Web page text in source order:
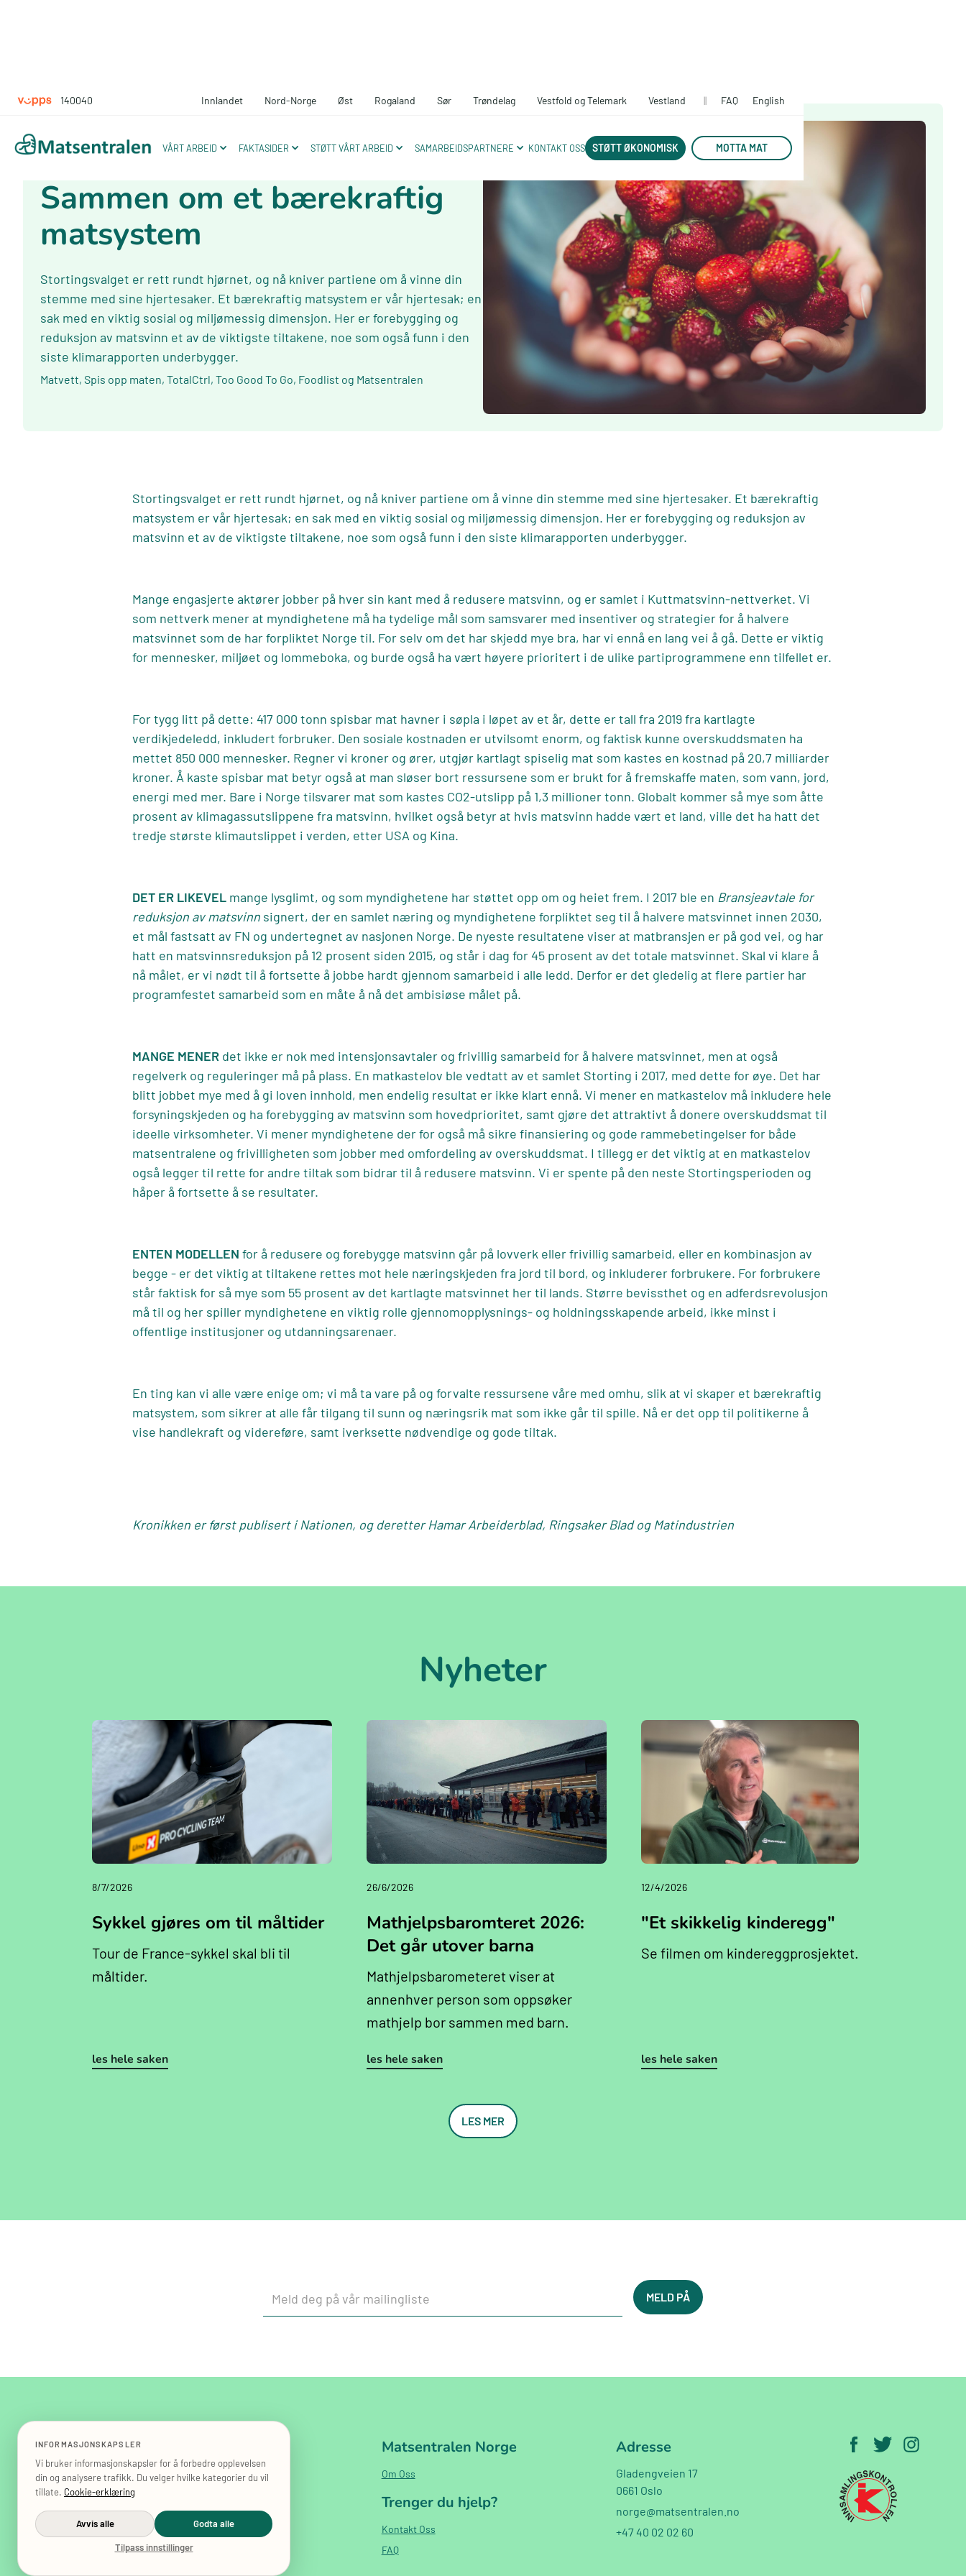
140040 Innlandet Nord-Norge Øst Rogaland Sør Trøndelag Vestfold og Telemark Vestland || FAQ English
VÅRT ARBEID FAKTASIDER STØTT VÅRT ARBEID SAMARBEIDSPARTNERE KONTAKT OSS STØTT ØKONOMISK MOTTA MAT
September 13, 2021
Sammen om et bærekraftig
matsystem
Stortingsvalget er rett rundt hjørnet, og nå kniver partiene om å vinne din
stemme med sine hjertesaker. Et bærekraftig matsystem er vår hjertesak; en
sak med en viktig sosial og miljømessig dimensjon. Her er forebygging og
reduksjon av matsvinn et av de viktigste tiltakene, noe som også funn i den
siste klimarapporten underbygger.
Matvett, Spis opp maten, TotalCtrl, Too Good To Go, Foodlist og Matsentralen
Stortingsvalget er rett rundt hjørnet, og nå kniver partiene om å vinne din stemme med sine hjertesaker. Et bærekraftig
matsystem er vår hjertesak; en sak med en viktig sosial og miljømessig dimensjon. Her er forebygging og reduksjon av
matsvinn et av de viktigste tiltakene, noe som også funn i den siste klimarapporten underbygger.
Mange engasjerte aktører jobber på hver sin kant med å redusere matsvinn, og er samlet i Kuttmatsvinn-nettverket. Vi
som nettverk mener at myndighetene må ha tydelige mål som samsvarer med insentiver og strategier for å halvere
matsvinnet som de har forpliktet Norge til. For selv om det har skjedd mye bra, har vi ennå en lang vei å gå. Dette er viktig
for mennesker, miljøet og lommeboka, og burde også ha vært høyere prioritert i de ulike partiprogrammene enn tilfellet er.
For tygg litt på dette: 417 000 tonn spisbar mat havner i søpla i løpet av et år, dette er tall fra 2019 fra kartlagte
verdikjedeledd, inkludert forbruker. Den sosiale kostnaden er utvilsomt enorm, og faktisk kunne overskuddsmaten ha
mettet 850 000 mennesker. Regner vi kroner og ører, utgjør kartlagt spiselig mat som kastes en kostnad på 20,7 milliarder
kroner. Å kaste spisbar mat betyr også at man sløser bort ressursene som er brukt for å fremskaffe maten, som vann, jord,
energi med mer. Bare i Norge tilsvarer mat som kastes CO2-utslipp på 1,3 millioner tonn. Globalt kommer så mye som åtte
prosent av klimagassutslippene fra matsvinn, hvilket også betyr at hvis matsvinn hadde vært et land, ville det ha hatt det
tredje største klimautslippet i verden, etter USA og Kina.
DET ER LIKEVEL mange lysglimt, og som myndighetene har støttet opp om og heiet frem. I 2017 ble en Bransjeavtale for
reduksjon av matsvinn signert, der en samlet næring og myndighetene forpliktet seg til å halvere matsvinnet innen 2030,
et mål fastsatt av FN og undertegnet av nasjonen Norge. De nyeste resultatene viser at matbransjen er på god vei, og har
hatt en matsvinnsreduksjon på 12 prosent siden 2015, og står i dag for 45 prosent av det totale matsvinnet. Skal vi klare å
nå målet, er vi nødt til å fortsette å jobbe hardt gjennom samarbeid i alle ledd. Derfor er det gledelig at flere partier har
programfestet samarbeid som en måte å nå det ambisiøse målet på.
MANGE MENER det ikke er nok med intensjonsavtaler og frivillig samarbeid for å halvere matsvinnet, men at også
regelverk og reguleringer må på plass. En matkastelov ble vedtatt av et samlet Storting i 2017, med dette for øye. Det har
blitt jobbet mye med å gi loven innhold, men endelig resultat er ikke klart ennå. Vi mener en matkastelov må inkludere hele
forsyningskjeden og ha forebygging av matsvinn som hovedprioritet, samt gjøre det attraktivt å donere overskuddsmat til
ideelle virksomheter. Vi mener myndighetene der for også må sikre finansiering og gode rammebetingelser for både
matsentralene og frivilligheten som jobber med omfordeling av overskuddsmat. I tillegg er det viktig at en matkastelov
også legger til rette for andre tiltak som bidrar til å redusere matsvinn. Vi er spente på den neste Stortingsperioden og
håper å fortsette å se resultater.
ENTEN MODELLEN for å redusere og forebygge matsvinn går på lovverk eller frivillig samarbeid, eller en kombinasjon av
begge - er det viktig at tiltakene rettes mot hele næringskjeden fra jord til bord, og inkluderer forbrukere. For forbrukere
står faktisk for så mye som 55 prosent av det kartlagte matsvinnet her til lands. Større bevissthet og en adferdsrevolusjon
må til og her spiller myndighetene en viktig rolle gjennomopplysnings- og holdningsskapende arbeid, ikke minst i
offentlige institusjoner og utdanningsarenaer.
En ting kan vi alle være enige om; vi må ta vare på og forvalte ressursene våre med omhu, slik at vi skaper et bærekraftig
matsystem, som sikrer at alle får tilgang til sunn og næringsrik mat som ikke går til spille. Nå er det opp til politikerne å
vise handlekraft og videreføre, samt iverksette nødvendige og gode tiltak.
Kronikken er først publisert iNationen, og deretterHamar Arbeiderblad, Ringsaker Bladog Matindustrien
Nyheter
8/7/2026
Sykkel gjøres om til måltider
Tour de France-sykkel skal bli til
måltider.
les hele saken
26/6/2026
Mathjelpsbaromteret 2026:
Det går utover barna
Mathjelpsbarometeret viser at
annenhver person som oppsøker
mathjelp bor sammen med barn.
les hele saken
12/4/2026
"Et skikkelig kinderegg"
Se filmen om kindereggprosjektet.
les hele saken
LES MER
Org. Nr. 919 702 974
© 2025 Matsentralen Norge, All rights reserved.
Salgbetingelser
Personvernerklæring
Matsentralen Norge
Om Oss
Trenger du hjelp?
Kontakt Oss
FAQ
Adresse
Gladengveien 17
0661 Oslo
norge@matsentralen.no
+47 40 02 02 60
INFORMASJONSKAPSLER
Vi bruker informasjonskapsler for å forbedre opplevelsen
din og analysere trafikk. Du velger hvilke kategorier du vil
tillate. Cookie-erklæring
Avvis alle Godta alle
Tilpass innstillinger